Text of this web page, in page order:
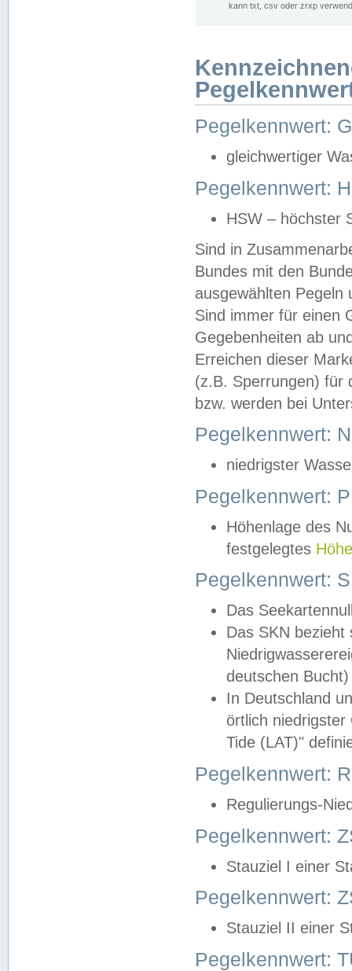
kann txt, csv oder zrxp
Pegelkennwert:
gleichwertiger
Pegelkennwert:
HSW – höchster
Sind in
Bundes mit den
ausgewählten
Sind immer für einen
Gegebenheiten ab
Erreichen dieser
(z.B. Sperrungen) für
bzw. werden bei
Pegelkennwert:
niedrigster
Pegelkennwert:
Höhenlage des
festgelegtes
Pegelkennwert:
Das
Das SKN
deutschen
In Deutschland
örtlich
Tide (LAT)"
Pegelkennwert:
Regulierungs-
Pegelkennwert:
Stauziel I einer
Pegelkennwert:
Stauziel II einer
Pegelkennwert: